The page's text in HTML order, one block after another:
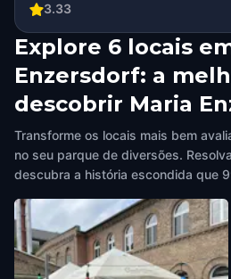
3.33
Explore 6 locais
Enzersdorf: a
descobrir Maria
Transforme os locais mais bem
no seu parque de diversões.
descubra a história escondida que